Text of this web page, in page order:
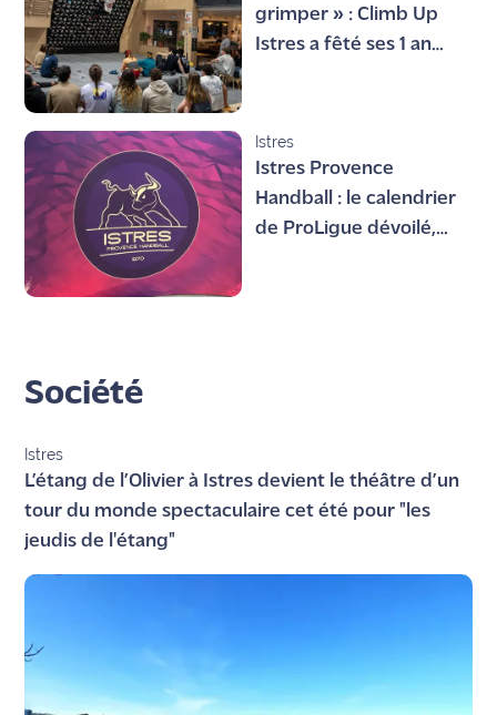
grimper » : Climb Up
Istres a fêté ses 1 an
Istres
Istres Provence
Handball : le calendrier
de ProLigue dévoilé,
Société
Istres
L’étang de l’Olivier à Istres devient le théâtre d’un
tour du monde spectaculaire cet été pour "les
jeudis de l'étang"